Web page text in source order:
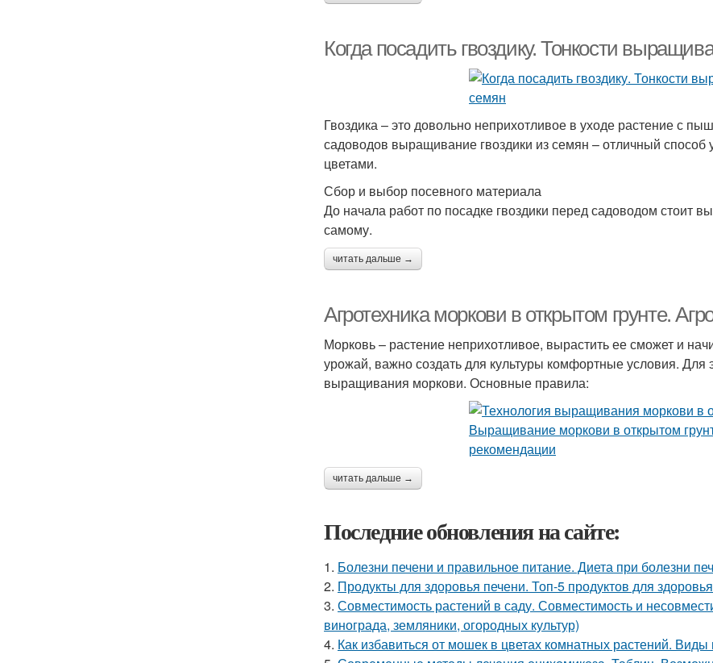
Когда посадить гвоздику. Тонкости
Гвоздика – это довольно неприхотливое в уходе растение с
садоводов выращивание гвоздики из семян – отличный способ
цветами.
Сбор и выбор посевного материала
До начала работ по посадке гвоздики перед садоводом стоит
самому.
читать дальше →
Агротехника моркови в открытом грунте.
Морковь – растение неприхотливое, вырастить ее сможет и
урожай, важно создать для культуры комфортные условия. Для
выращивания моркови. Основные правила:
читать дальше →
Последние обновления на сайте:
1. Болезни печени и правильное питание. Диета при болезни
2. Продукты для здоровья печени. Топ-5 продуктов для
3. Совместимость растений в саду. Совместимость и
винограда, земляники, огородных культур)
4. Как избавиться от мошек в цветах комнатных растений.